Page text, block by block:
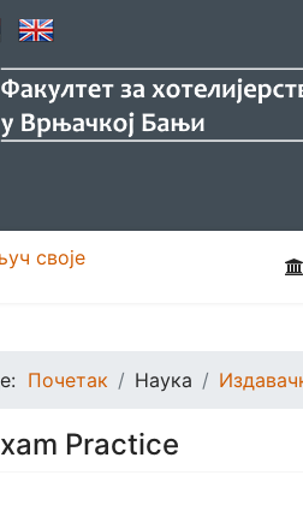
своје
Почетак Наука
Practice